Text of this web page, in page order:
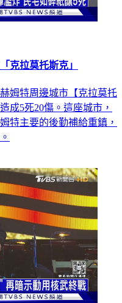
克拉莫托斯克」
姆特周邊城市【克拉莫托
成5死20傷。這座城市，
特主要的後勤補給重鎮，